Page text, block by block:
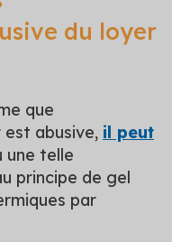
du loyer
que
abusive, il peut
une telle
principe de gel
par